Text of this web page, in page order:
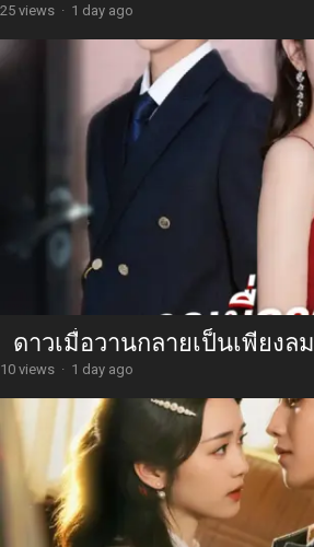
25 views · 1 day ago
ดาวเมื่อวานกลายเป็นเพียงลม
10 views · 1 day ago